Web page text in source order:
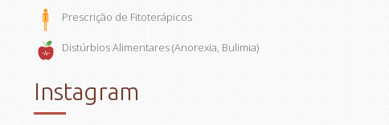
Prescrição de Fitoterápicos
Distúrbios Alimentares (Anorexia, Bulimia)
Instagram